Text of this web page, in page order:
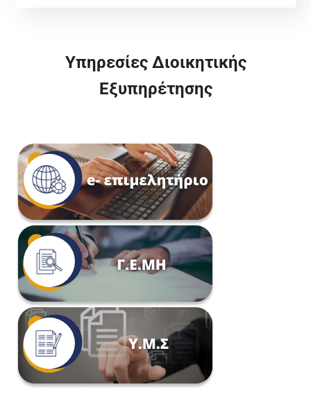
Υπηρεσίες Διοικητικής
Εξυπηρέτησης